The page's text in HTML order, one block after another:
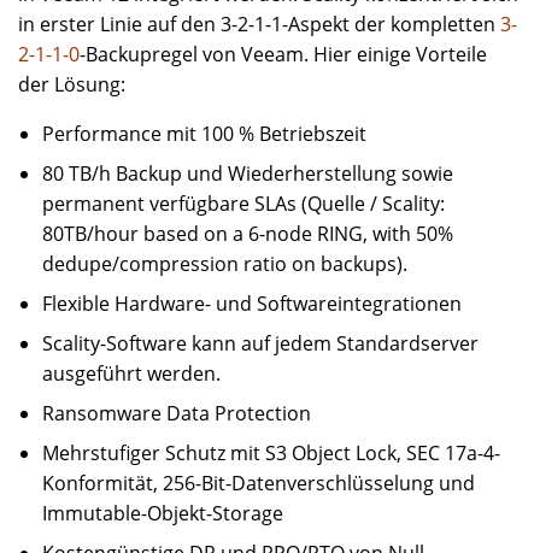
in erster Linie auf den 3-2-1-1-Aspekt der kompletten 3-
2-1-1-0-Backupregel von Veeam. Hier einige Vorteile
der Lösung:
Performance mit 100 % Betriebszeit
80 TB/h Backup und Wiederherstellung sowie
permanent verfügbare SLAs (Quelle / Scality:
80TB/hour based on a 6-node RING, with 50%
dedupe/compression ratio on backups).
Flexible Hardware- und Softwareintegrationen
Scality-Software kann auf jedem Standardserver
ausgeführt werden.
Ransomware Data Protection
Mehrstufiger Schutz mit S3 Object Lock, SEC 17a-4-
Konformität, 256-Bit-Datenverschlüsselung und
Immutable-Objekt-Storage